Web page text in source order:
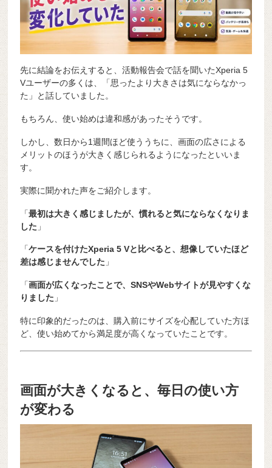
先に結論をお伝えすると、活動報告会で話を聞いたXperia 5
Vユーザーの多くは、「思ったより大きさは気にならなかっ
た」と話していました。
もちろん、使い始めは違和感があったそうです。
しかし、数日から1週間ほど使ううちに、画面の広さによる
メリットのほうが大きく感じられるようになったといいま
す。
実際に聞かれた声をご紹介します。
「最初は大きく感じましたが、慣れると気にならなくなりま
した 」
「ケースを付けたXperia 5 Vと比べると、想像していたほど
差は感じませんでした 」
「画面が広くなったことで、SNSやWebサイトが見やすくな
りました 」
特に印象的だったのは、購入前にサイズを心配していた方ほ
ど、使い始めてから満足度が高くなっていたことです。
画面が大きくなると、毎日の使い方
が変わる